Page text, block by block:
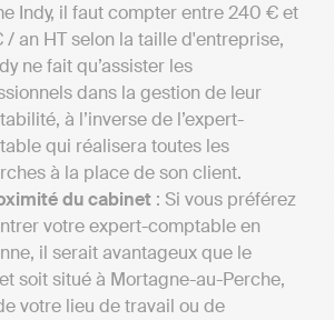
Indy, il faut compter entre 240 € et
/ an HT selon la taille d'entreprise,
ne fait qu’assister les
dans la gestion de leur
à l’inverse de l’expert-
qui réalisera toutes les
à la place de son client.
du cabinet : Si vous préférez
votre expert-comptable en
il serait avantageux que le
soit situé à Mortagne-au-Perche,
votre lieu de travail ou de